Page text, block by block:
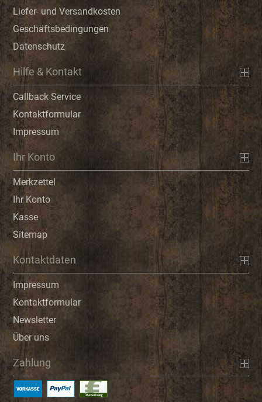
Liefer- und Versandkosten
Geschäftsbedingungen
Datenschutz
Hilfe & Kontakt
Callback Service
Kontaktformular
Impressum
Ihr Konto
Merkzettel
Ihr Konto
Kasse
Sitemap
Kontaktdaten
Impressum
Kontaktformular
Newsletter
Über uns
Zahlung